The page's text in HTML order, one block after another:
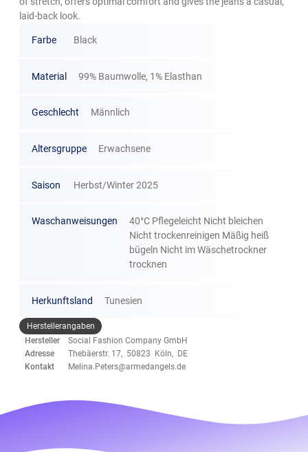
laid-back look.
Farbe Black
Material 99% Baumwolle, 1% Elasthan
Geschlecht Männlich
Altersgruppe Erwachsene
Saison Herbst/Winter 2025
Waschanweisungen
40°C Pflegeleicht Nicht bleichen
Nicht trockenreinigen Mäßig heiß
bügeln Nicht im Wäschetrockner
trocknen
Herkunftsland Tunesien
Herstellerangaben
Hersteller
Social Fashion Company GmbH
Adresse
Thebäerstr. 17, 50823 Köln, DE
Kontakt
Melina.Peters@armedangels.de